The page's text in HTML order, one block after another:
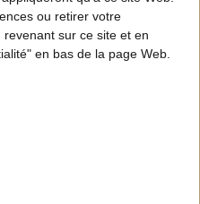
ou retirer votre
sur ce site et en
en bas de la page Web.